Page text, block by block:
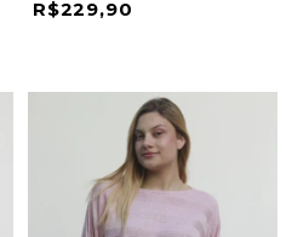
R$229,90